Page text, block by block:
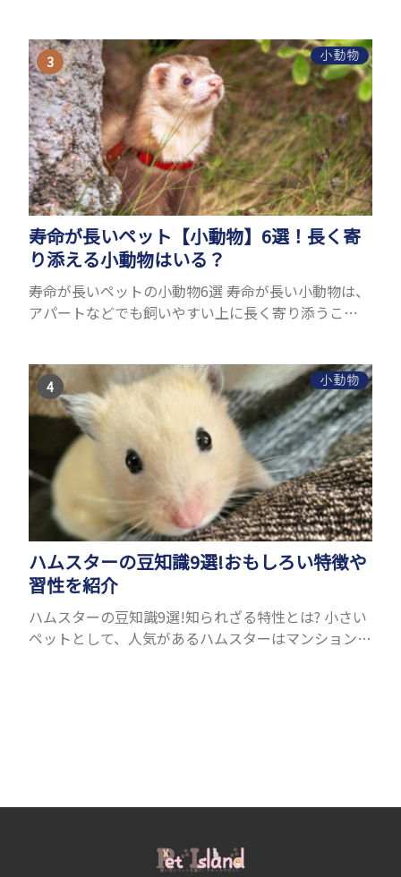
理由はさま...
小動物
寿命が長いペット【小動物】6選！長く寄
り添える小動物はいる？
寿命が長いペットの小動物6選 寿命が長い小動物は、
アパートなどでも飼いやすい上に長く寄り添うこと
育のポイ...
小動物
ハムスターの豆知識9選!おもしろい特徴や
習性を紹介
ハムスターの豆知識9選!知られざる特性とは? 小さい
ペットとして、人気があるハムスターはマンションな